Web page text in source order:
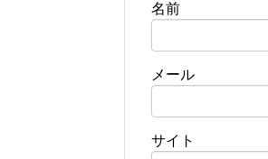
名前
メール
サイト